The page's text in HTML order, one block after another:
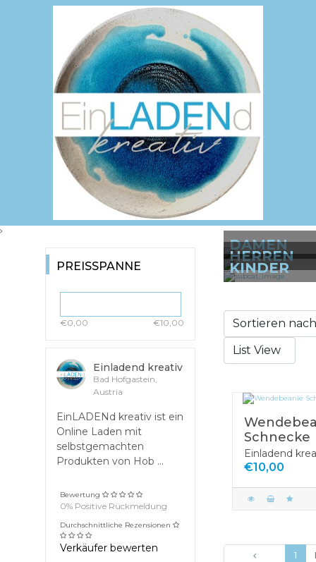
PREISSPANNE
€0,00 €10,00
Einladend kreativ
Bad Hofgastein,
Austria
EinLADENd kreativ ist ein
Online Laden mit
selbstgemachten
Produkten von Hob ...
Bewertung
0% Positive Rückmeldung
Durchschnittliche Rezensionen
Verkäufer bewerten
DAMEN
HERREN
KINDER
Schnecke
Einladend
€10,00
1